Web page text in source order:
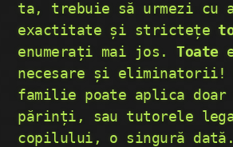
ta, trebuie să urmezi cu
exactitate și strictețe
enumerați mai jos.Toate
necesare și eliminatorii!
familie poate aplica
părinți, sau tutorele
copilului, o singură